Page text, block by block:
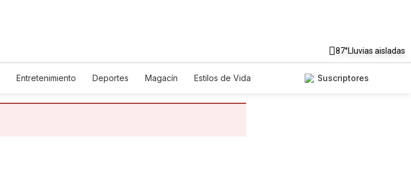
87°Lluvias aisladas
Entretenimiento Deportes Magacín
Estilos de Vida
Suscriptores